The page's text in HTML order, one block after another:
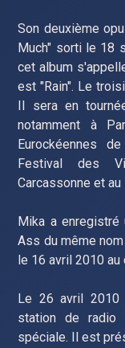
Son deuxième
Much" sorti le 18
cet album
est "Rain". Le
Il sera en
notamment à
Eurockéennes
Festival des
Carcassonne et
Mika a
Ass du même
le 16 avril 2010 au
Le 26 avril
station de radio
spéciale. Il est